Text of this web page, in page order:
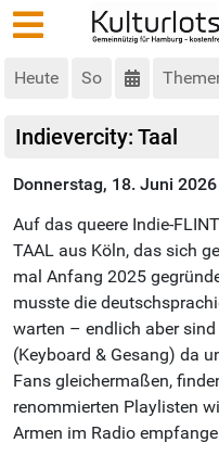
Heute So
Indievercity: Taal
Donnerstag, 18. Juni 2026
Auf das queere Indie-
TAAL aus Köln, das sich
mal Anfang 2025
musste die
warten – endlich aber
(Keyboard & Gesang) da
Fans gleichermaßen,
renommierten Playlisten
Armen im Radio